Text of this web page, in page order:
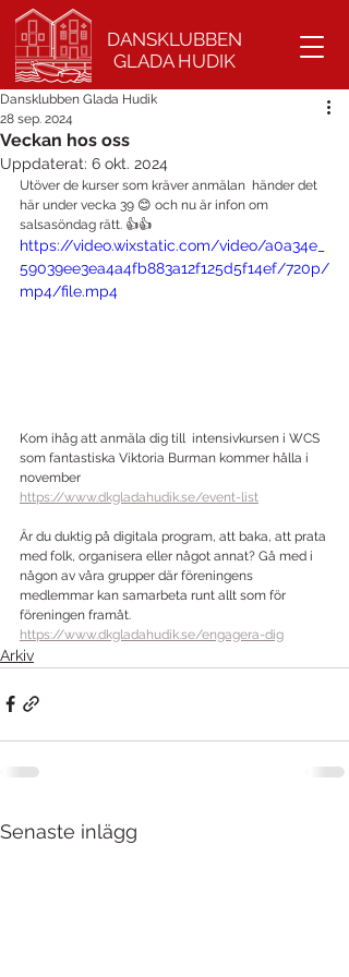
DANSKLUBBEN
GLADA HUDIK
Veckan hos oss
Dansklubben Glada Hudik
28 sep. 2024
Uppdaterat: 6 okt. 2024
Utöver de kurser som kräver anmälan  händer det
här under vecka 39 😊 och nu är infon om
salsasöndag rätt. 👍👍
https://video.wixstatic.com/video/a0a34e_
59039ee3ea4a4fb883a12f125d5f14ef/720p/
mp4/file.mp4
Kom ihåg att anmäla dig till  intensivkursen i WCS
som fantastiska Viktoria Burman kommer hålla i
november
https://www.dkgladahudik.se/event-list
Är du duktig på digitala program, att baka, att prata
med folk, organisera eller något annat? Gå med i
någon av våra grupper där föreningens
medlemmar kan samarbeta runt allt som för
föreningen framåt.
https://www.dkgladahudik.se/engagera-dig
Arkiv
Senaste inlägg